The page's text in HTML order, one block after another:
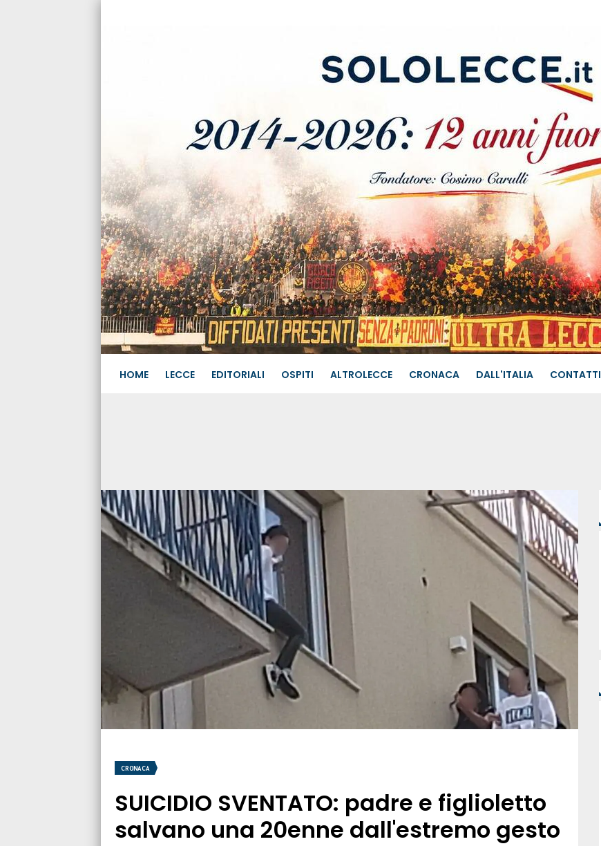
HOME LECCE EDITORIALI OSPITI ALTROLECCE CRONACA DALL'ITALIA CONTATTI
CRONACA
SUICIDIO SVENTATO: padre e figlioletto
salvano una 20enne dall'estremo gesto